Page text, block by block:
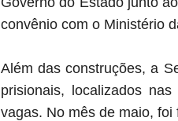
convênio com o Ministério
Além das construções, a
prisionais, localizados
vagas. No mês de maio,